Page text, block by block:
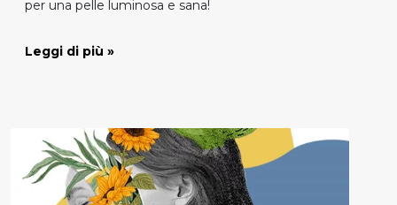
per una pelle luminosa e sana!
Leggi di più »